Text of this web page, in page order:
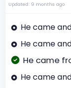
Updated: 9 months ago
He came
He came
He came
He came